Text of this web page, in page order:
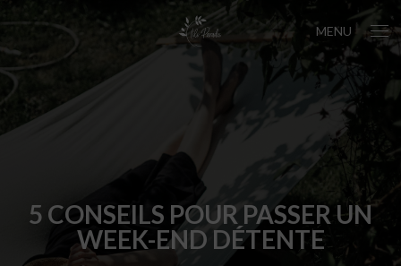
MENU
5 CONSEILS POUR PASSER UN
WEEK-END DÉTENTE